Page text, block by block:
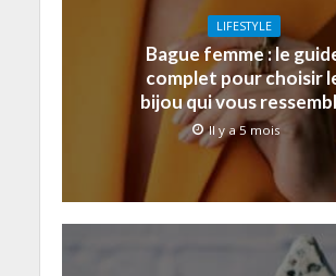
LIFESTYLE
Bague femme : le
complet pour choisir
bijou qui vous
Il y a 5 mois